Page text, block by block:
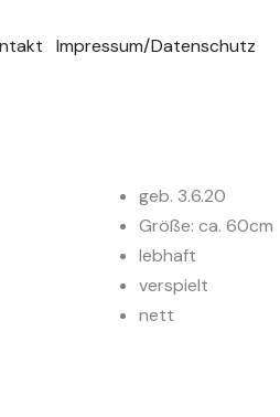
Impressum/Datenschutz
geb. 3.6.20
Größe: ca. 60cm
lebhaft
verspielt
nett